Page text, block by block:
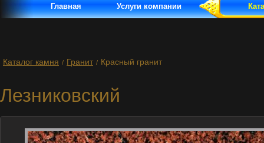
Главная Услуги компании
Каталог камня / Гранит / Красный гранит
Лезниковский